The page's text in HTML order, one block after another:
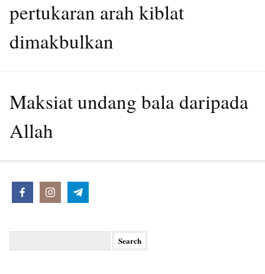
pertukaran arah kiblat
dimakbulkan
Maksiat undang bala daripada
Allah